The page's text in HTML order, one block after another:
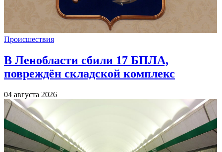
Происшествия
В Ленобласти сбили 17 БПЛА,
повреждён складской комплекс
04 августа 2026